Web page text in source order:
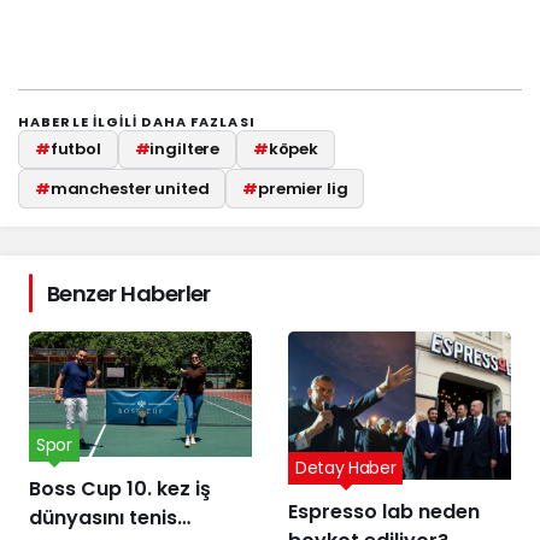
HABERLE ILGILI DAHA FAZLASI
#futbol #ingiltere #köpek
#manchester united #premier lig
Benzer Haberler
Boss Cup 10. kez iş
dünyasını tenis
Spor
Espresso lab neden
Detay Haber